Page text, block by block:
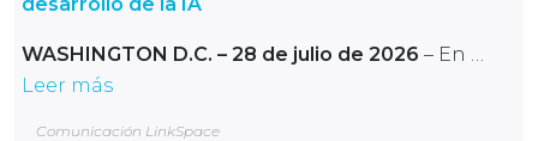
WASHINGTON D.C. – 28 de julio de 2026 – En …
Leer más
Comunicación LinkSpace